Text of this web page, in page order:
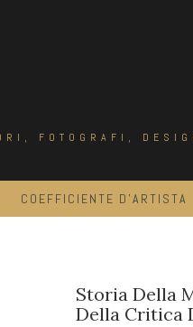
FOTOGRAFI,
COEFFICIENTE D’ARTISTA
Storia Della
Della Critica